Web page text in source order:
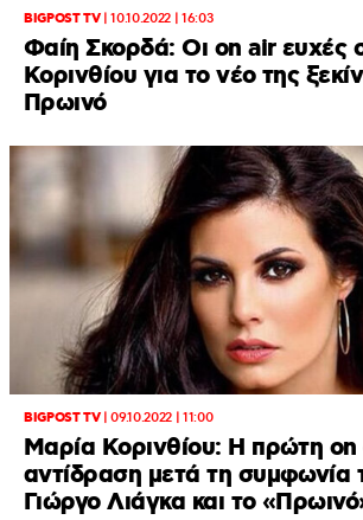
BIGPOST TV|10.10.2022 | 16:03
Φαίη Σκορδά: Οι on air ευχές
Κορινθίου για το νέο της
Πρωινό
BIGPOST TV|09.10.2022 | 11:00
Μαρία Κορινθίου: Η πρώτη on
αντίδραση μετά τη συμφωνία
Γιώργο Λιάγκα και το